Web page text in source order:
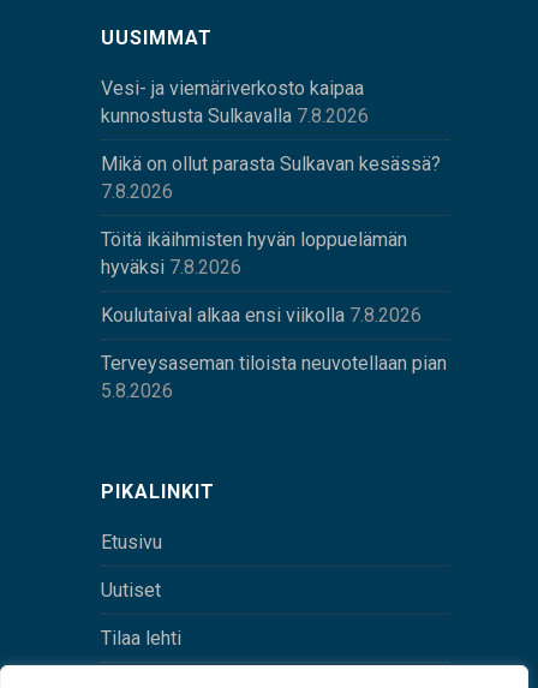
UUSIMMAT
Vesi- ja viemäriverkosto kaipaa
kunnostusta Sulkavalla 7.8.2026
Mikä on ollut parasta Sulkavan kesässä?
7.8.2026
Töitä ikäihmisten hyvän loppuelämän
hyväksi 7.8.2026
Koulutaival alkaa ensi viikolla 7.8.2026
Terveysaseman tiloista neuvotellaan pian
5.8.2026
PIKALINKIT
Etusivu
Uutiset
Tilaa lehti